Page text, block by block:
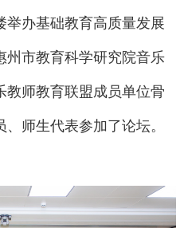
举办基础教育高质量发展
州市教育科学研究院音乐
教师教育联盟成员单位骨
师生代表参加了论坛。